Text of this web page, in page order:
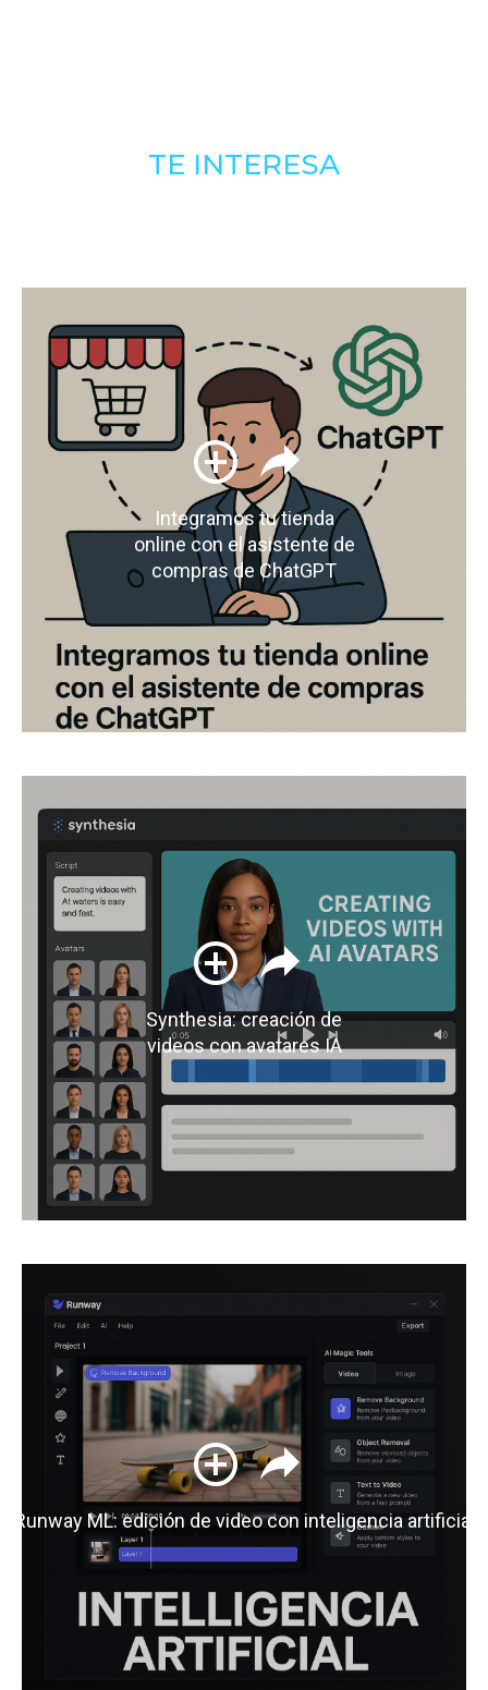
TE INTERESA
Integramos tu tienda
online con el asistente de
compras de ChatGPT
Synthesia: creación de
videos con avatares IA
Runway ML: edición de video con inteligencia artificial